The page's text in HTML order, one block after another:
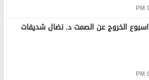
اسبوع الخروج عن الصمت د. نضال شديفات